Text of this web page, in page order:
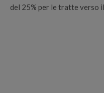
del 25% per le tratte verso